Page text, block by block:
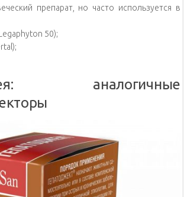
препарат, но часто используется в
50);
аналогичные